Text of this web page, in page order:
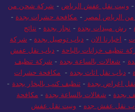
- ونيت نقل عفش الرياض - شركة شحن من
الرياض لمصر - مكافحة حشرات بجدة -
- رش مبيدات بجدة - نجار بجدة - نتائج
- اخبارنا الان - دباب توصيل بجدة - شركة
تنظيف خزانات بالباحة - دباب نقل عفش
- شغالات بالساعة بجدة - شركة تنظيف
- دباب نقل اثاث بجدة - مكافحة حشرات
اغراض بجدة -تنظيف كنب بالبخار بجدة -
بجدة - شغالات بالساعة بجدة - مكافحة
نقل عفش جده - ونيت نقل عفش